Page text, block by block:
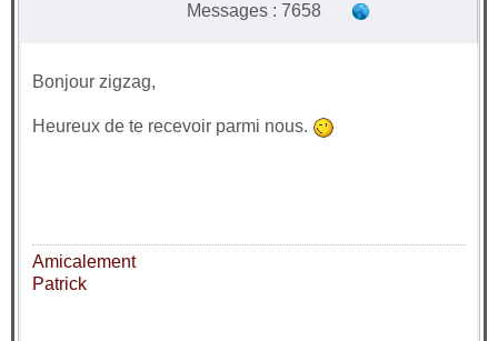
Messages : 7658
Bonjour zigzag,
Heureux de te recevoir parmi nous.
Amicalement
Patrick